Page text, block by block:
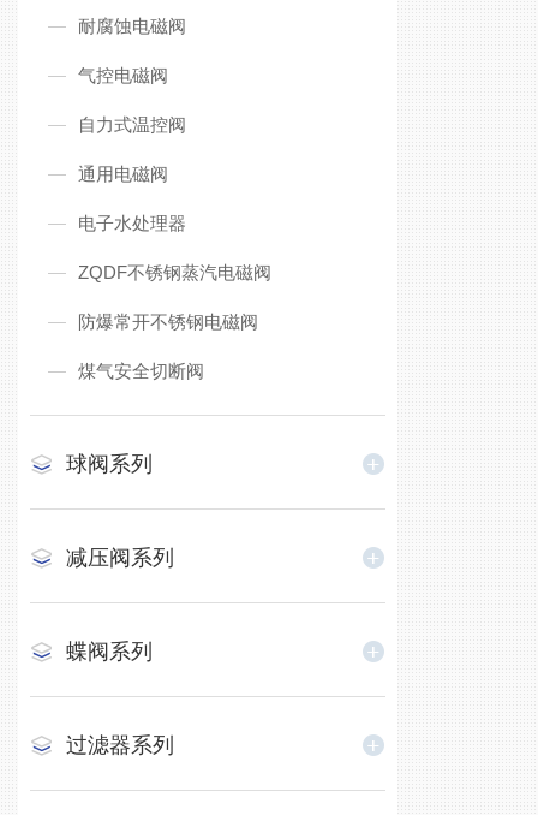
耐腐蚀电磁阀
气控电磁阀
自力式温控阀
通用电磁阀
电子水处理器
ZQDF不锈钢蒸汽电磁阀
防爆常开不锈钢电磁阀
煤气安全切断阀
球阀系列
减压阀系列
蝶阀系列
过滤器系列